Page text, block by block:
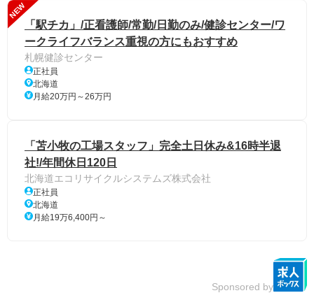
NEW
「駅チカ」/正看護師/常勤/日勤のみ/健診センター/ワ
ークライフバランス重視の方にもおすすめ
札幌健診センター
正社員
北海道
月給20万円～26万円
「苫小牧の工場スタッフ」完全土日休み&16時半退
社!/年間休日120日
北海道エコリサイクルシステムズ株式会社
正社員
北海道
月給19万6,400円～
Sponsored by